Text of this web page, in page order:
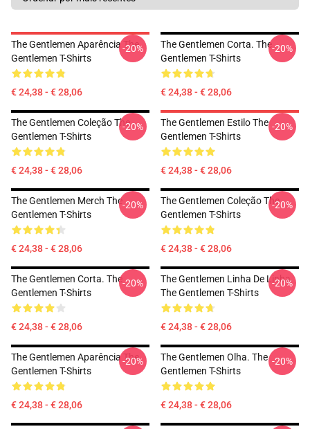
The Gentlemen Aparência The
Gentlemen T-Shirts
€ 24,38 - € 28,06
-20%
The Gentlemen Corta. The
Gentlemen T-Shirts
€ 24,38 - € 28,06
-20%
The Gentlemen Coleção The
Gentlemen T-Shirts
€ 24,38 - € 28,06
-20%
The Gentlemen Estilo The
Gentlemen T-Shirts
€ 24,38 - € 28,06
-20%
The Gentlemen Merch The
Gentlemen T-Shirts
€ 24,38 - € 28,06
-20%
The Gentlemen Coleção The
Gentlemen T-Shirts
€ 24,38 - € 28,06
-20%
The Gentlemen Corta. The
Gentlemen T-Shirts
€ 24,38 - € 28,06
-20%
The Gentlemen Linha De Linha
The Gentlemen T-Shirts
€ 24,38 - € 28,06
-20%
The Gentlemen Aparência The
Gentlemen T-Shirts
€ 24,38 - € 28,06
-20%
The Gentlemen Olha. The
Gentlemen T-Shirts
€ 24,38 - € 28,06
-20%